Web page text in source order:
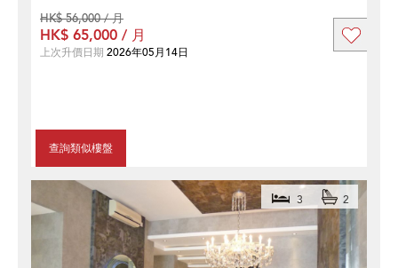
查詢類似樓盤
HK$ 56,000 / 月
HK$ 65,000 / 月
上次升價日期 2026年05月14日
3 2